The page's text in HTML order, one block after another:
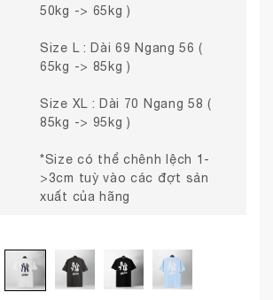
50kg -> 65kg )
Size L : Dài 69 Ngang 56 (
65kg -> 85kg )
Size XL : Dài 70 Ngang 58 (
85kg -> 95kg )
*Size có thể chênh lệch 1-
>3cm tuỳ vào các đợt sản
xuất của hãng